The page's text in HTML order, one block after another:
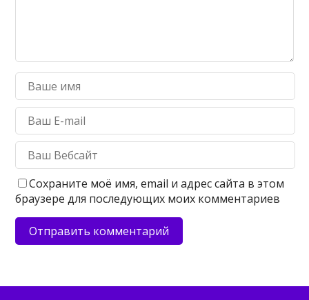
Сохраните моё имя, email и адрес сайта в этом
браузере для последующих моих комментариев